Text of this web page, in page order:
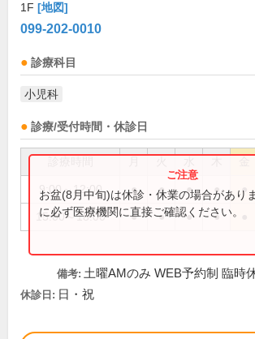
1F [地図]
099-202-0010
診療科目
小児科
診療/受付時間・休診日
9:00～12:00 ● ● ● ● ●
15:00～18:00 ● ● ● ●
お盆(8月中旬)は休診・休業の場合があり
に必ず医療機関に直接ご確認ください。
備考: 土曜AMのみ WEB予約制 臨時
休診日: 日・祝